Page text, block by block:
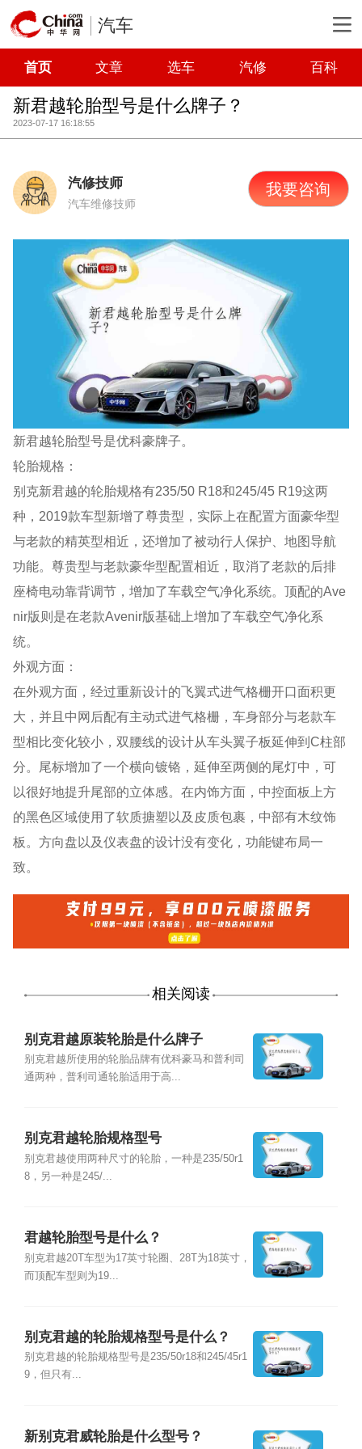
汽车
首页 文章 选车 汽修 百科
新君越轮胎型号是什么牌子？
2023-07-17 16:18:55
汽修技师
汽车维修技师
我要咨询
新君越轮胎型号是优科豪牌子。
轮胎规格：
别克新君越的轮胎规格有235/50 R18和245/45 R19这两
种，2019款车型新增了尊贵型，实际上在配置方面豪华型
与老款的精英型相近，还增加了被动行人保护、地图导航
功能。尊贵型与老款豪华型配置相近，取消了老款的后排
座椅电动靠背调节，增加了车载空气净化系统。顶配的Ave
nir版则是在老款Avenir版基础上增加了车载空气净化系
统。
外观方面：
在外观方面，经过重新设计的飞翼式进气格栅开口面积更
大，并且中网后配有主动式进气格栅，车身部分与老款车
型相比变化较小，双腰线的设计从车头翼子板延伸到C柱部
分。尾标增加了一个横向镀铬，延伸至两侧的尾灯中，可
以很好地提升尾部的立体感。在内饰方面，中控面板上方
的黑色区域使用了软质搪塑以及皮质包裹，中部有木纹饰
板。方向盘以及仪表盘的设计没有变化，功能键布局一
致。
相关阅读
别克君越原装轮胎是什么牌子
别克君越所使用的轮胎品牌有优科豪马和普利司
通两种，普利司通轮胎适用于高...
别克君越轮胎规格型号
别克君越使用两种尺寸的轮胎，一种是235/50r1
8，另一种是245/...
君越轮胎型号是什么？
别克君越20T车型为17英寸轮圈、28T为18英寸，
而顶配车型则为19...
别克君越的轮胎规格型号是什么？
别克君越的轮胎规格型号是235/50r18和245/45r1
9，但只有...
新别克君威轮胎是什么型号？